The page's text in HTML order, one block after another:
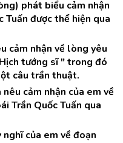
phát biểu cảm nhận
Tuấn được thể hiện qua
cảm nhận về lòng yêu
tướng sĩ " trong đó
câu trần thuật.
cảm nhận của em về
Trần Quốc Tuấn qua
của em về đoạn